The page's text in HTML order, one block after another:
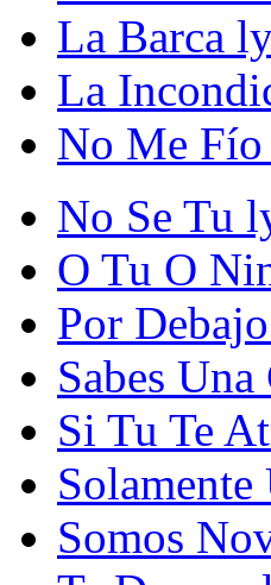
La Barca
La
No Me
No Se Tu
O Tu O
Por
Sabes
Si Tu Te
Somos